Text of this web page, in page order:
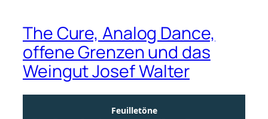
The Cure, Analog Dance,
offene Grenzen und das
Weingut Josef Walter